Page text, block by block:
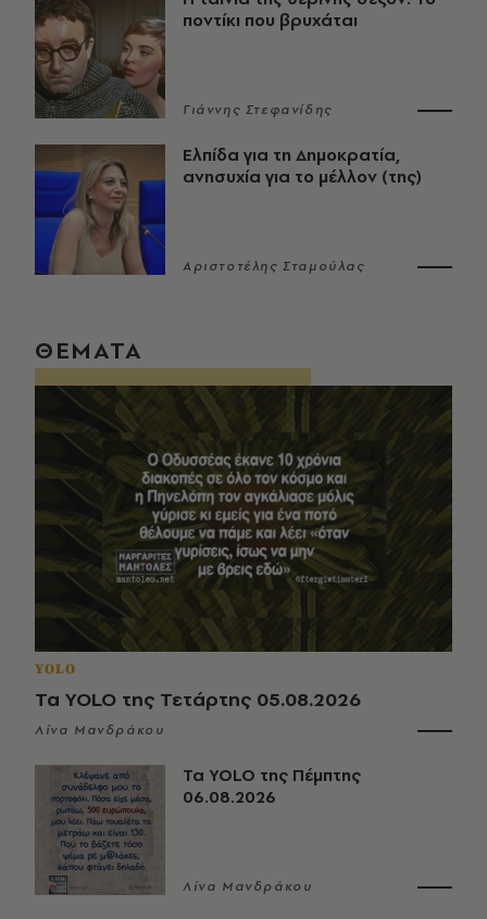
ποντίκι που βρυχάται
Γιάννης Στεφανίδης
Ελπίδα για τη Δημοκρατία,
ανησυχία για το μέλλον (της)
Αριστοτέλης Σταμούλας
ΘΕΜΑΤΑ
YOLO
Τα YOLO της Τετάρτης 05.08.2026
Λίνα Μανδράκου
Τα YOLO της Πέμπτης
06.08.2026
Λίνα Μανδράκου